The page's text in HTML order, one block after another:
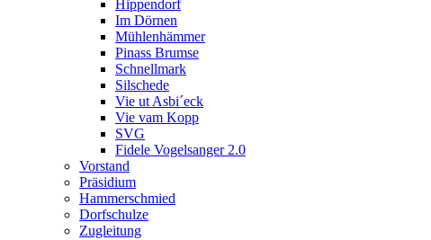
Hippendorf
Im Dörnen
Mühlenhämmer
Pinass Brumse
Schnellmark
Silschede
Vie ut Asbi´eck
Vie vam Kopp
SVG
Fidele Vogelsanger 2.0
Vorstand
Präsidium
Hammerschmied
Dorfschulze
Zugleitung